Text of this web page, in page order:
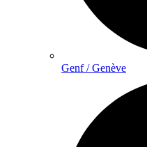
Genf / Genève